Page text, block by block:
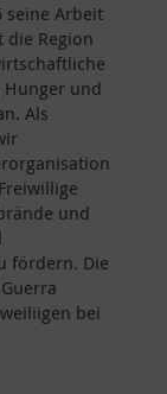
seine Arbeit
die Region
Hunger und
Als
und
fördern. Die
bei